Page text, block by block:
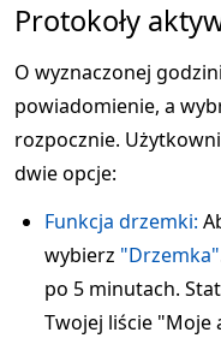
Protokoły
O wyznaczonej
powiadomienie, a
rozpocznie.
dwie opcje:
Funkcja drzemki:
wybierz "Drzemka"
po 5 minutach.
Twojej liście "Moje